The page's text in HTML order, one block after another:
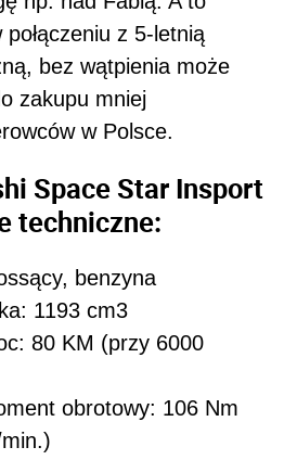
z 5-letnią
bez wątpienia może
zakupu mniej
w Polsce.
Space Star Insport
techniczne:
benzyna
1193 cm3
80 KM (przy 6000
obrotowy: 106 Nm